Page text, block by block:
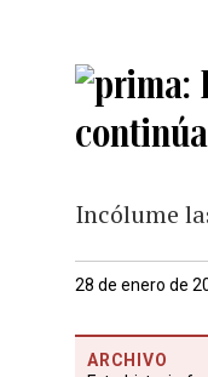
Incólume
28 de enero de
ARCHIVO